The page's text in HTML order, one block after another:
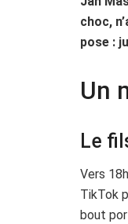
choc,
pose :
Un
Le
Vers
TikTok
bout